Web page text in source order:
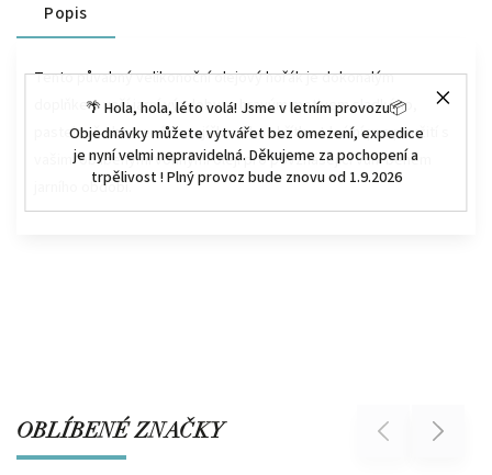
🌴 Hola, hola, léto volá! Jsme v letním provozu📦
Objednávky můžete vytvářet bez omezení, expedice
je nyní velmi nepravidelná. Děkujeme za pochopení a
trpělivost ! Plný provoz bude znovu od 1.9.2026
Popis
Tento půvabný velikonoční olejový hořák je dokonalým
doplňkem vaší jarní výzdoby, s hravým motivem sladkého,
pastelově zbarveného zajíčkového skřítka. Ideální pro použití s
vašimi oblíbenými vonnými oleji pro povznášející vůni během
jarního období.
OBLÍBENÉ ZNAČKY Previous Next